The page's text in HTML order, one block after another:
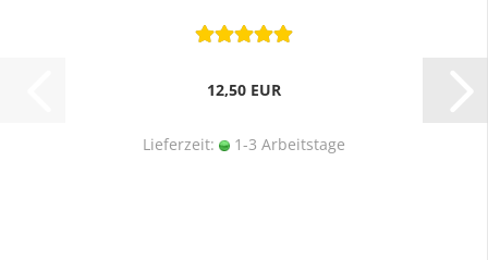
12,50 EUR
Lieferzeit: 1-3 Arbeitstage